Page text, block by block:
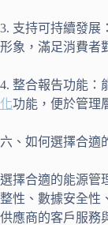
3. 支持可持續發展
形象，滿足消費者
4. 整合報告功能：
化功能，便於管理
六、如何選擇合適
選擇合適的能源管
整性、數據安全性
供應商的客戶服務